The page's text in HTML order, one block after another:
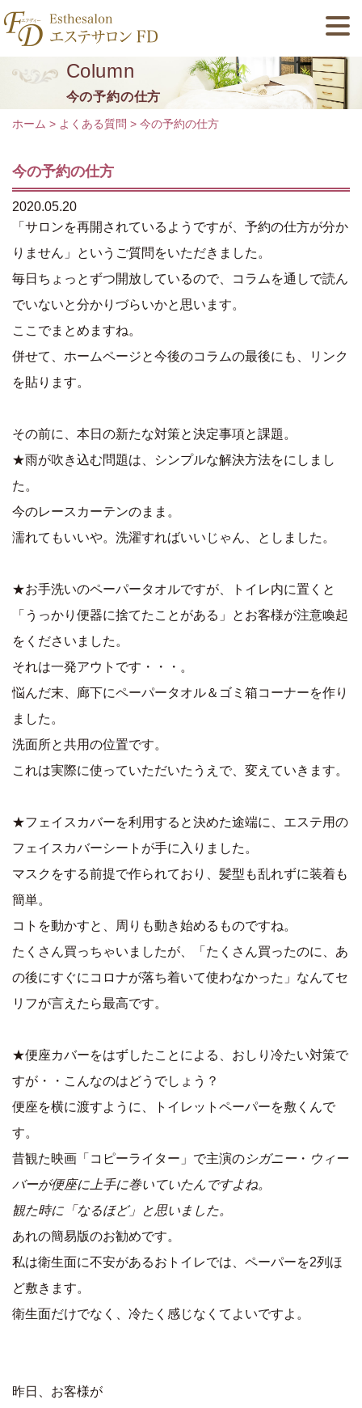
Column
今の予約の仕方
ホーム > よくある質問 > 今の予約の仕方
今の予約の仕方
2020.05.20
「サロンを再開されているようですが、予約の仕方が分か
りません」というご質問をいただきました。
毎日ちょっとずつ開放しているので、コラムを通しで読ん
でいないと分かりづらいかと思います。
ここでまとめますね。
併せて、ホームページと今後のコラムの最後にも、リンク
を貼ります。
その前に、本日の新たな対策と決定事項と課題。
★雨が吹き込む問題は、シンプルな解決方法をにしまし
た。
今のレースカーテンのまま。
濡れてもいいや。洗濯すればいいじゃん、としました。
★お手洗いのペーパータオルですが、トイレ内に置くと
「うっかり便器に捨てたことがある」とお客様が注意喚起
をくださいました。
それは一発アウトです・・・。
悩んだ末、廊下にペーパータオル＆ゴミ箱コーナーを作り
ました。
洗面所と共用の位置です。
これは実際に使っていただいたうえで、変えていきます。
★フェイスカバーを利用すると決めた途端に、エステ用の
フェイスカバーシートが手に入りました。
マスクをする前提で作られており、髪型も乱れずに装着も
簡単。
コトを動かすと、周りも動き始めるものですね。
たくさん買っちゃいましたが、「たくさん買ったのに、あ
の後にすぐにコロナが落ち着いて使わなかった」なんてセ
リフが言えたら最高です。
★便座カバーをはずしたことによる、おしり冷たい対策で
すが・・こんなのはどうでしょう？
便座を横に渡すように、トイレットペーパーを敷くんで
す。
昔観た映画「コピーライター」で主演のシガニー・ ウィー
バーが便座に上手に巻いていたんですよね。
観た時に「なるほど」と思いました。
あれの簡易版のお勧めです。
私は衛生面に不安があるおトイレでは、ペーパーを2列ほ
ど敷きます。
衛生面だけでなく、冷たく感じなくてよいですよ。
昨日、お客様が